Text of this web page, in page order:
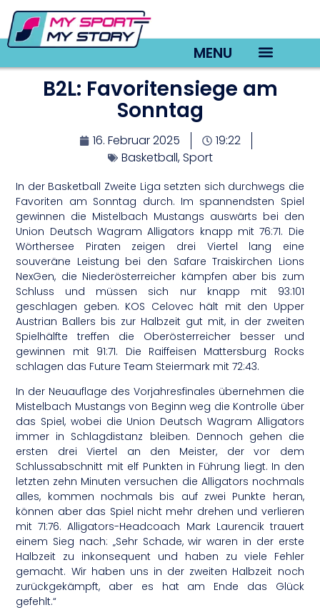
MENU
B2L: Favoritensiege am
Sonntag
16. Februar 2025
19:22
Basketball,Sport
In der Basketball Zweite Liga setzten sich durchwegs die
Favoriten am Sonntag durch. Im spannendsten Spiel
gewinnen die Mistelbach Mustangs auswärts bei den
Union Deutsch Wagram Alligators knapp mit 76:71. Die
Wörthersee Piraten zeigen drei Viertel lang eine
souveräne Leistung bei den Safare Traiskirchen Lions
NexGen, die Niederösterreicher kämpfen aber bis zum
Schluss und müssen sich nur knapp mit 93:101
geschlagen geben. KOS Celovec hält mit den Upper
Austrian Ballers bis zur Halbzeit gut mit, in der zweiten
Spielhälfte treffen die Oberösterreicher besser und
gewinnen mit 91:71. Die Raiffeisen Mattersburg Rocks
schlagen das Future Team Steiermark mit 72:43.
In der Neuauflage des Vorjahresfinales übernehmen die
Mistelbach Mustangs von Beginn weg die Kontrolle über
das Spiel, wobei die Union Deutsch Wagram Alligators
immer in Schlagdistanz bleiben. Dennoch gehen die
ersten drei Viertel an den Meister, der vor dem
Schlussabschnitt mit elf Punkten in Führung liegt. In den
letzten zehn Minuten versuchen die Alligators nochmals
alles, kommen nochmals bis auf zwei Punkte heran,
können aber das Spiel nicht mehr drehen und verlieren
mit 71:76. Alligators-Headcoach Mark Laurencik trauert
einem Sieg nach: „Sehr Schade, wir waren in der erste
Halbzeit zu inkonsequent und haben zu viele Fehler
gemacht. Wir haben uns in der zweiten Halbzeit noch
zurückgekämpft, aber es hat am Ende das Glück
gefehlt.“